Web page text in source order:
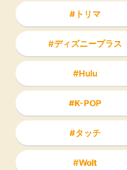
トリマ
ディズニープラス
Hulu
K-POP
タッチ
Wolt